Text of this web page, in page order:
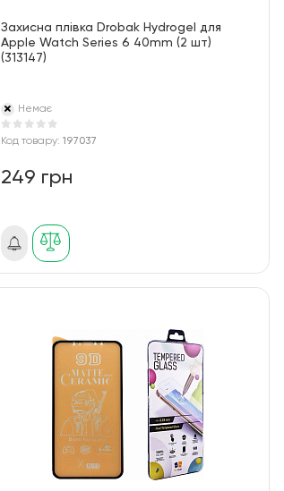
Захисна плівка Drobak Hydrogel для
Apple Watch Series 6 40mm (2 шт)
(313147)
Немає
Код товару:197037
249 грн